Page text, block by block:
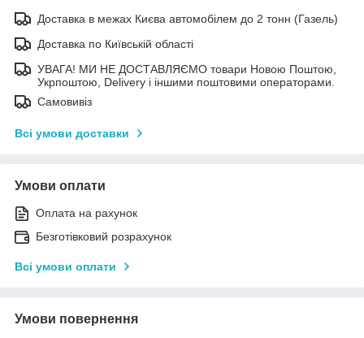
Доставка в межах Києва автомобілем до 2 тонн (Газель)
Доставка по Київській області
УВАГА! МИ НЕ ДОСТАВЛЯЄМО товари Новою Поштою,
Укрпоштою, Delivery і іншими поштовими операторами.
Самовивіз
Всі умови доставки
Умови оплати
Оплата на рахунок
Безготівковий розрахунок
Всі умови оплати
Умови повернення